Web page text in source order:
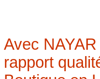
Avec
rapport